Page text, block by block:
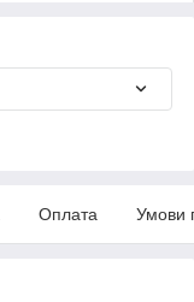
Оплата Умови